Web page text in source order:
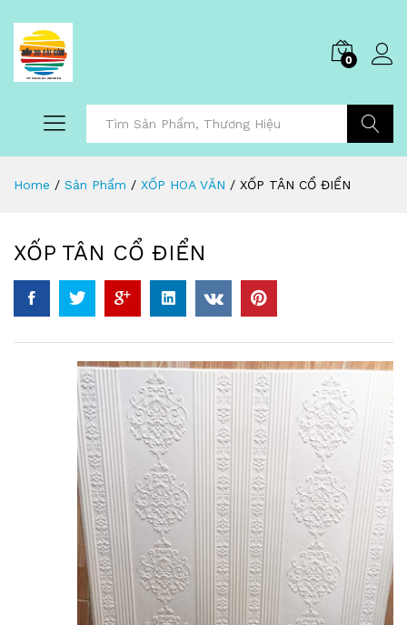
0
Home / Sản Phẩm / XỐP HOA VĂN / XỐP TÂN CỔ ĐIỂN
XỐP TÂN CỔ ĐIỂN